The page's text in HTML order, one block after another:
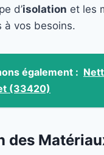
d’isolation et les
à vos besoins.
également :
(33420)
des